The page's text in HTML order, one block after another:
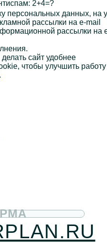
2+4=?
персональных данных,
рассылки на e-mail
рассылки на
сайт удобнее
чтобы улучшить
.